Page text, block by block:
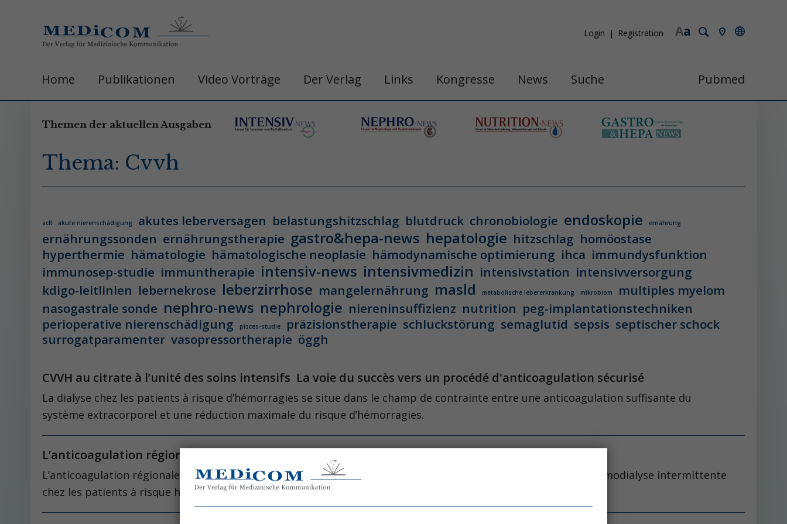
a
A
Login Registration
Home Publikationen Video Vorträge Der Verlag Links Kongresse News Suche Pubmed
Themen der aktuellen Ausgaben
Thema: Cvvh
aclf akute nierenschädigung akutes leberversagen belastungshitzschlag blutdruck chronobiologie endoskopie ernährung
ernährungssonden ernährungstherapie gastro&hepa-news hepatologie hitzschlag homöostase
hyperthermie hämatologie hämatologische neoplasie hämodynamische optimierung ihca immundysfunktion
immunosep-studie immuntherapie intensiv-news intensivmedizin intensivstation intensivversorgung
kdigo-leitlinien lebernekrose leberzirrhose mangelernährung masld metabolische lebererkrankung mikrobiom
multiples myelom
nasogastrale sonde nephro-news nephrologie niereninsuffizienz nutrition peg-implantationstechniken
perioperative nierenschädigung
pisces-studie präzisionstherapie schluckstörung semaglutid sepsis septischer schock
surrogatparamenter vasopressortherapie öggh
CVVH au citrate à l’unité des soins intensifs La voie du succès vers un procédé d'anticoagulation sécurisé
La dialyse chez les patients à risque d’hémorragies se situe dans le champ de contrainte entre une anticoagulation suffisante du
système extracorporel et une réduction maximale du risque d’hémorragies.
L’anticoagulation régionale au citrate améliore-t-elle la survie lors d’une HFVVC?
L’anticoagulation régionale a été décrite pour la première fois en 1983 en tant que procédé alternatif pour l’hémodialyse intermittente
chez les patients à risque hémorragique accru.